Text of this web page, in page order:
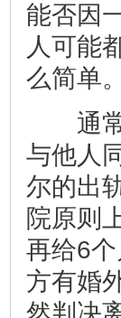
能否因
人可能
么简单。
通常
与他人
尔的出
院原则
再给6
方有婚